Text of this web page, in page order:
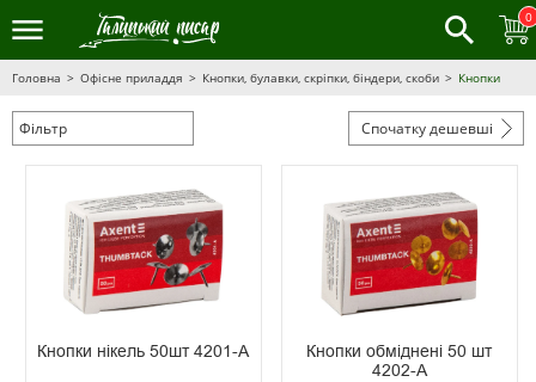
0
Головна Офісне приладдя Кнопки, булавки, скріпки, біндери, скоби Кнопки
Фільтр Спочатку дешевші
Кнопки нікель 50шт 4201-A
Кнопки обміднені 50 шт
4202-A